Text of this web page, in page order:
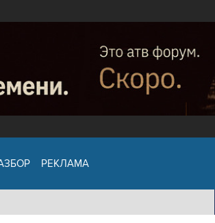
РЕКЛАМА